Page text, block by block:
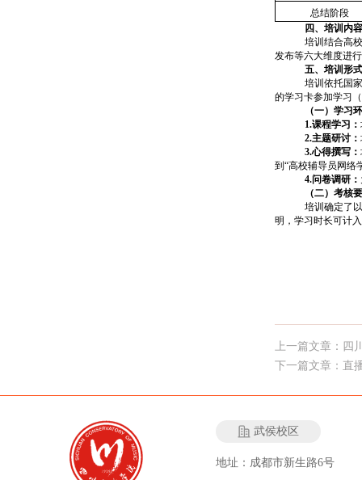
总结阶段
四、培训内
培训结合高
发布等六大维度进
五、培训形
培训依托国
的学习卡参加学习
（一）学习
1.课程学习：
2.主题研讨：
3.心得撰写 ：
到 “高校辅导员网络
4.问卷调研：
（二）考核
培训确定了
明，学习时长可计
上一篇文章：四
下一篇文章：直
武侯校区
地址：成都市新生路6号